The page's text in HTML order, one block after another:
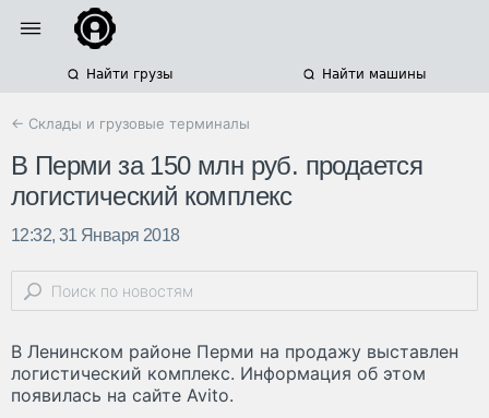
Найти грузы Найти машины
← Склады и грузовые терминалы
В Перми за 150 млн руб. продается
логистический комплекс
12:32, 31 Января 2018
В Ленинском районе Перми на продажу выставлен
логистический комплекс. Информация об этом
появилась на сайте Avito.